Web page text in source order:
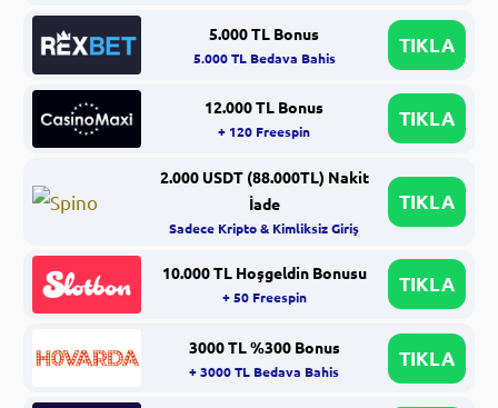
5.000 TL Bonus
5.000 TL Bedava Bahis
TIKLA
12.000 TL Bonus
+ 120 Freespin
TIKLA
2.000 USDT (88.000TL) Nakit
İade
Sadece Kripto & Kimliksiz Giriş
TIKLA
10.000 TL Hoşgeldin Bonusu
+ 50 Freespin
TIKLA
3000 TL %300 Bonus
+ 3000 TL Bedava Bahis
TIKLA